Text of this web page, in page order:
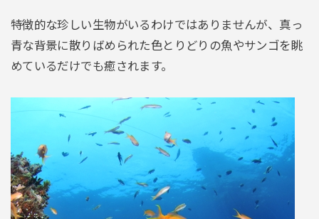
特徴的な珍しい生物がいるわけではありませんが、真っ
青な背景に散りばめられた色とりどりの魚やサンゴを眺
めているだけでも癒されます。